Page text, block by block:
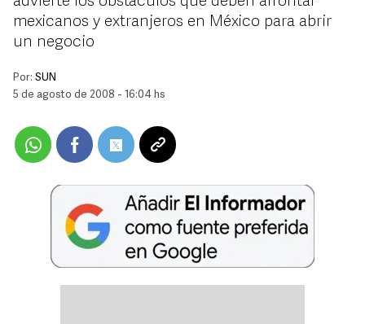
mexicanos y extranjeros en México para abrir
un negocio
Por: SUN
5 de agosto de 2008 - 16:04 hs